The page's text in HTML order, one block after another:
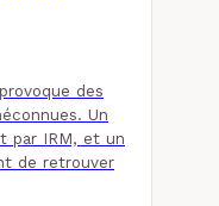
des
Un
par IRM, et un
de retrouver